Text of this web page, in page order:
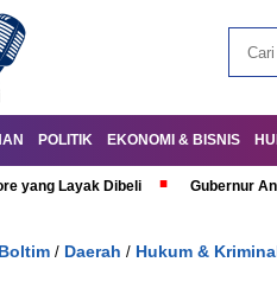
POLITIK EKONOMI & BISNIS
yang Layak Dibeli Gubernur
Boltim / Daerah / Hukum &